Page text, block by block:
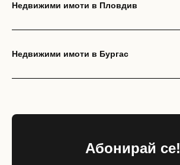
Недвижими имоти в Пловдив
Недвижими имоти в Бургас
Абонирай се!